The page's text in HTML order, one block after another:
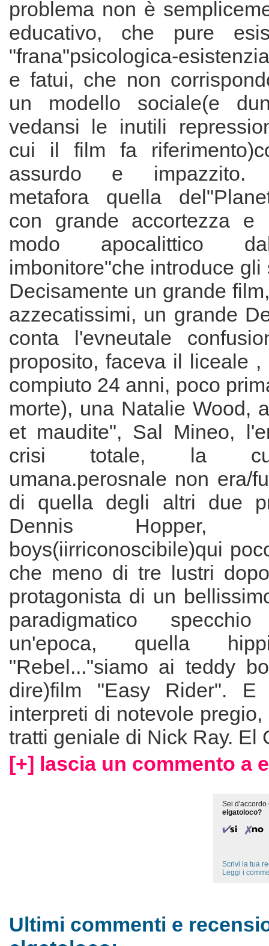
problema non è
educativo, che pure
"frana"psicologica-
e fatui, che non
un modello sociale(e
vedansi le inutili
cui il film fa
assurdo e impazzito.
metafora quella
con grande accortezza e
modo apocalittico
imbonitore"che introduce gli
Decisamente un grande
azzecatissimi, un grande
conta l'evneutale
proposito, faceva il liceale
compiuto 24 anni, poco
morte), una Natalie Wood,
et maudite", Sal Mineo,
crisi totale, la
umana.perosnale non era/
di quella degli altri due
Dennis
boys(iirriconoscibile)qui
che meno di tre lustri
protagonista di un
paradigmatico
un'epoca, quella
"Rebel..."siamo ai teddy
dire)film "Easy Rider". E
interpreti di notevole
tratti geniale di Nick Ray. El
[+] lascia un commento a
Sei d'accordo
elgatoloco?
Scrivi la tua
Leggi i
Ultimi commenti e